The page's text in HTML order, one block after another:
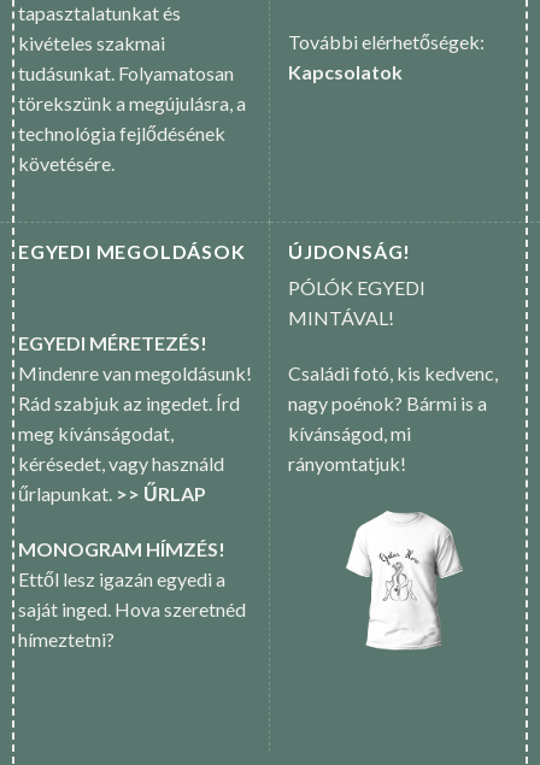
tapasztalatunkat és
kivételes szakmai
tudásunkat. Folyamatosan
törekszünk a megújulásra, a
technológia fejlődésének
követésére.
További elérhetőségek:
Kapcsolatok
EGYEDI MEGOLDÁSOK
EGYEDI MÉRETEZÉS!
Mindenre van megoldásunk!
Rád szabjuk az ingedet. Írd
meg kívánságodat,
kérésedet, vagy használd
űrlapunkat. >> ŰRLAP
MONOGRAM HÍMZÉS!
Ettől lesz igazán egyedi a
saját inged. Hova szeretnéd
hímeztetni?
ÚJDONSÁG!
PÓLÓK EGYEDI
MINTÁVAL!
Családi fotó, kis kedvenc,
nagy poénok? Bármi is a
kívánságod, mi
rányomtatjuk!